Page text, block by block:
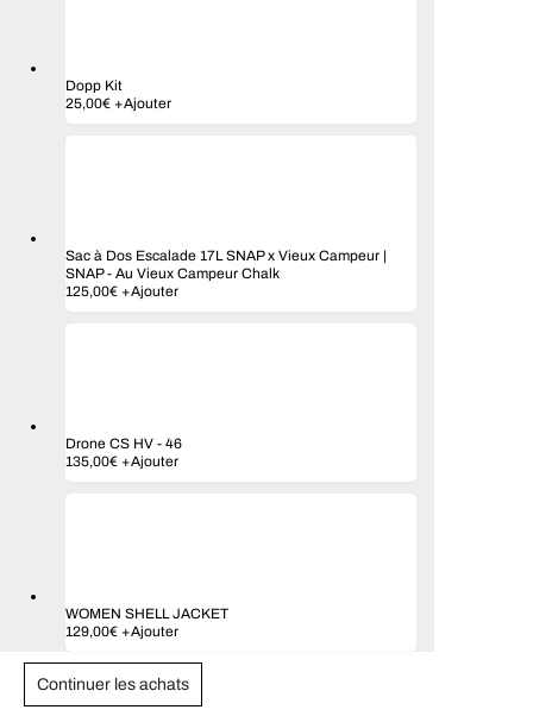
Dopp Kit
25,00€ +AjouterCe
choisies
sur
la
Sac à Dos Escalade 17L SNAP x Vieux Campeur |
SNAP- Au Vieux Campeur Chalk
125,00€ +Ajouter
Drone CS HV - 46
135,00€ +Ajouter
WOMEN SHELL JACKET
129,00€ +Ajouter
Continuer les achats